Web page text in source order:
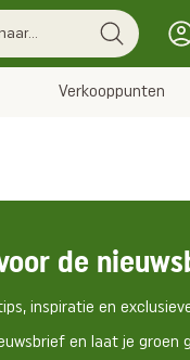
Verkooppunten
de
inspiratie en
en laat je groen